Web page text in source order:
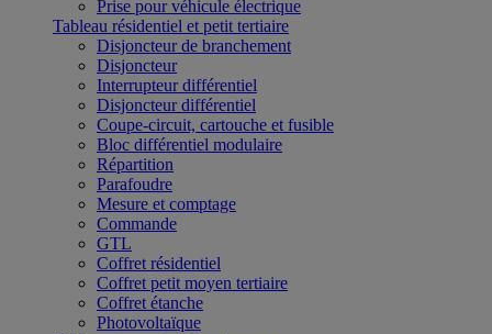
Prise pour véhicule électrique
Tableau résidentiel et petit tertiaire
Disjoncteur de branchement
Disjoncteur
Interrupteur différentiel
Disjoncteur différentiel
Coupe-circuit, cartouche et fusible
Bloc différentiel modulaire
Répartition
Parafoudre
Mesure et comptage
Commande
GTL
Coffret résidentiel
Coffret petit moyen tertiaire
Coffret étanche
Photovoltaïque